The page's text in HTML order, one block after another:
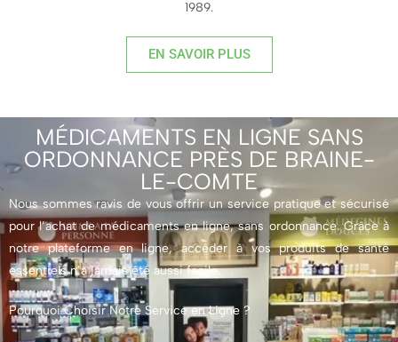
1989.
EN SAVOIR PLUS
MÉDICAMENTS EN LIGNE SANS
ORDONNANCE PRÈS DE BRAINE-
LE-COMTE
Nous sommes ravis de vous offrir un service pratique et sécurisé
pour l’achat de médicaments en ligne, sans ordonnance. Grâce à
notre plateforme en ligne, accéder à vos produits de santé
essentiels n’a jamais été aussi facile.
Pourquoi Choisir Notre Service en Ligne ?